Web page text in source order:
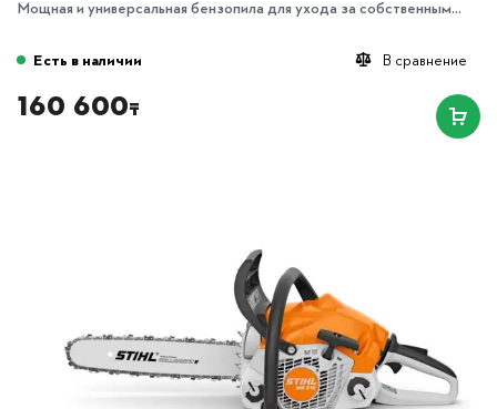
Мощная и универсальная бензопила для ухода за собственным...
В сравнение
Есть в наличии
160 600₸